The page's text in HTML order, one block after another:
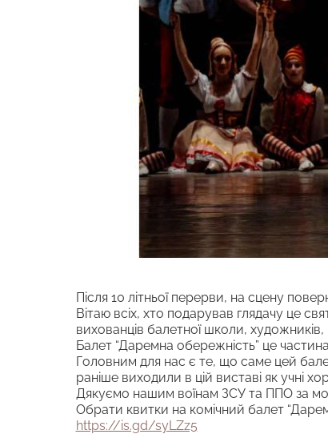
Після 10 літньої перерви, на сцену
Вітаю всіх, хто подарував глядачу це
вихованців балетної школи,
Балет “Даремна обережність” це частина
Головним для нас є те, що саме цей
раніше виходили в цій виставі як учні
Дякуємо нашим воїнам ЗСУ та ППО за
Обрати квитки на комічний балет
https://is.gd/syLZz5